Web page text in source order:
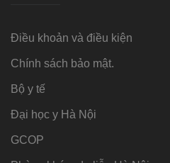
Điều khoản và điều kiện
Chính sách bảo mật.
Bộ y tế
Đại học y Hà Nội
GCOP